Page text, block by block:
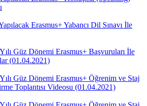
Erasmus+ Yabancı Dil Sınavı İle
Güz Dönemi Erasmus+ Başvuruları İle
(01.04.2021)
Güz Dönemi Erasmus+ Öğrenim ve Staj
Toplantısı Videosu (01.04.2021)